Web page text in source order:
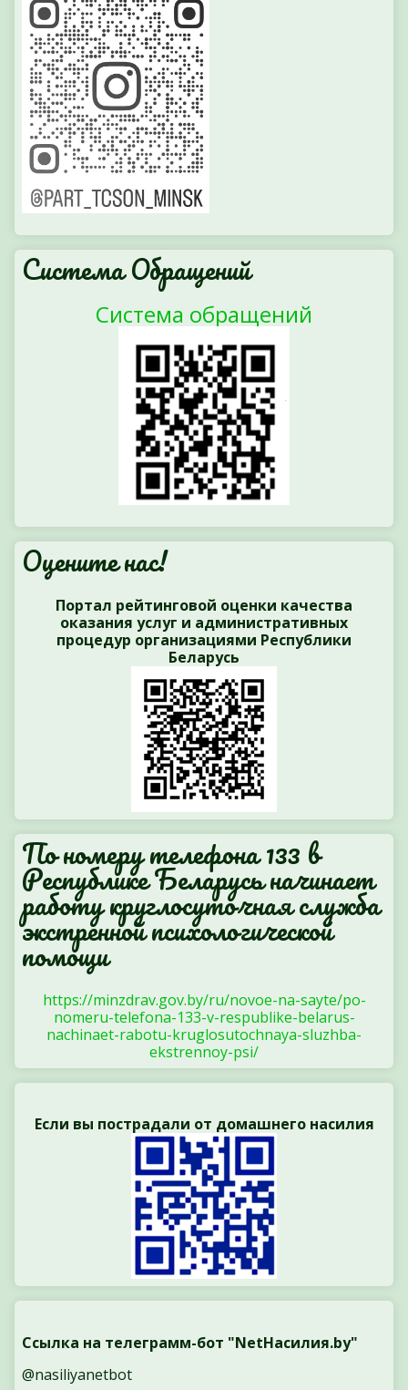
Система Обращений
Система обращений
Оцените нас!
Портал рейтинговой оценки качества
оказания услуг и административных
процедур организациями Республики
Беларусь
По номеру телефона 133 в
Республике Беларусь начинает
работу круглосуточная служба
экстренной психологической
помощи
https://minzdrav.gov.by/ru/novoe-na-sayte/po-
nomeru-telefona-133-v-respublike-belarus-
nachinaet-rabotu-kruglosutochnaya-sluzhba-
ekstrennoy-psi/
Если вы пострадали от домашнего насилия
Ссылка на телеграмм-бот "NetНасилия.by"
@nasiliyanetbot